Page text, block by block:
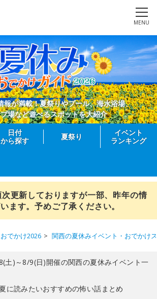
MENU
報が満載！夏祭りやプール、海水浴場、
場など遊べるスポットを大紹介
日付
から探す
夏祭り
イベント
ランキング
更新しておりますが一部、昨年の情
ます。予めご了承ください。
でかけ2026 関西の夏休みイベント・おでかけ
土)～8/9(日)開催の関西の夏休みイベント一
夏に読みたいおすすめの怖い話まとめ